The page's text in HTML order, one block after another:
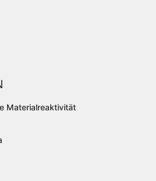
Materialreaktivität